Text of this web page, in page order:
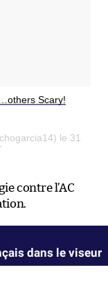
Scary!
le 31
contre l’AC
dans le viseur